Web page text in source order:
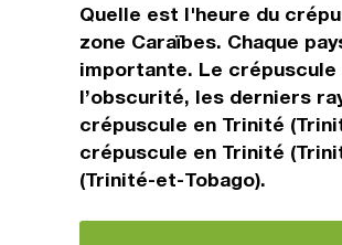
Quelle est l'heure du
zone Caraïbes. Chaque
importante. Le crépuscule
l’obscurité, les derniers
crépuscule en Trinité
crépuscule en Trinité
(Trinité-et-Tobago).